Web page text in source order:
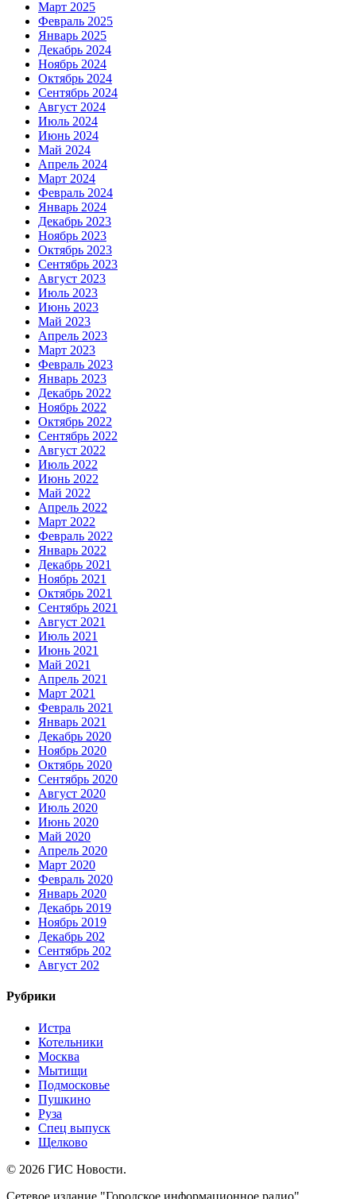
Март 2025
Февраль 2025
Январь 2025
Декабрь 2024
Ноябрь 2024
Октябрь 2024
Сентябрь 2024
Август 2024
Июль 2024
Июнь 2024
Май 2024
Апрель 2024
Март 2024
Февраль 2024
Январь 2024
Декабрь 2023
Ноябрь 2023
Октябрь 2023
Сентябрь 2023
Август 2023
Июль 2023
Июнь 2023
Май 2023
Апрель 2023
Март 2023
Февраль 2023
Январь 2023
Декабрь 2022
Ноябрь 2022
Октябрь 2022
Сентябрь 2022
Август 2022
Июль 2022
Июнь 2022
Май 2022
Апрель 2022
Март 2022
Февраль 2022
Январь 2022
Декабрь 2021
Ноябрь 2021
Октябрь 2021
Сентябрь 2021
Август 2021
Июль 2021
Июнь 2021
Май 2021
Апрель 2021
Март 2021
Февраль 2021
Январь 2021
Декабрь 2020
Ноябрь 2020
Октябрь 2020
Сентябрь 2020
Август 2020
Июль 2020
Июнь 2020
Май 2020
Апрель 2020
Март 2020
Февраль 2020
Январь 2020
Декабрь 2019
Ноябрь 2019
Декабрь 202
Сентябрь 202
Август 202
Рубрики
Истра
Котельники
Москва
Мытищи
Подмосковье
Пушкино
Руза
Спец выпуск
Щелково
© 2026 ГИС Новости.
Сетевое издание "Городское информационное радио"